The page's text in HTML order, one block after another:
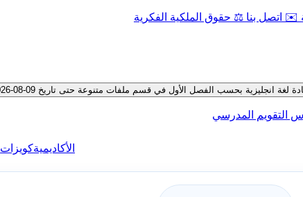
✉️ اتصل بنا ⚖️ حقوق الملكية الفكرية
انجليزية بحسب الفصل الأول في قسم ملفات متنوعة حتى تاريخ 09-08-2026
التقويم المدرسي
الأكاديميةكويزات